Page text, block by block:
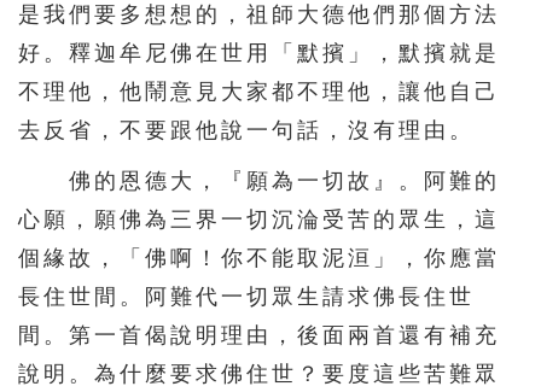
是我們要多想想的，祖師大德他們那個方法
好。釋迦牟尼佛在世用「默擯」，默擯就是
不理他，他鬧意見大家都不理他，讓他自己
去反省，不要跟他說一句話，沒有理由。
佛的恩德大，『願為一切故』。阿難的
心願，願佛為三界一切沉淪受苦的眾生，這
個緣故，「佛啊！你不能取泥洹」，你應當
長住世間。阿難代一切眾生請求佛長住世
間。第一首偈說明理由，後面兩首還有補充
說明。為什麼要求佛住世？要度這些苦難眾